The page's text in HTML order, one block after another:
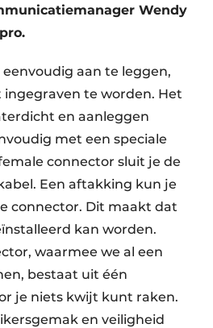
Wendy
eenvoudig aan te leggen,
te worden. Het
en aanleggen
met een speciale
connector sluit je de
Een aftakking kun je
connector. Dit maakt dat
kan worden.
waarmee we al een
bestaat uit één
je niets kwijt kunt raken.
en veiligheid